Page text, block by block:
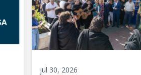
jul 30, 2026